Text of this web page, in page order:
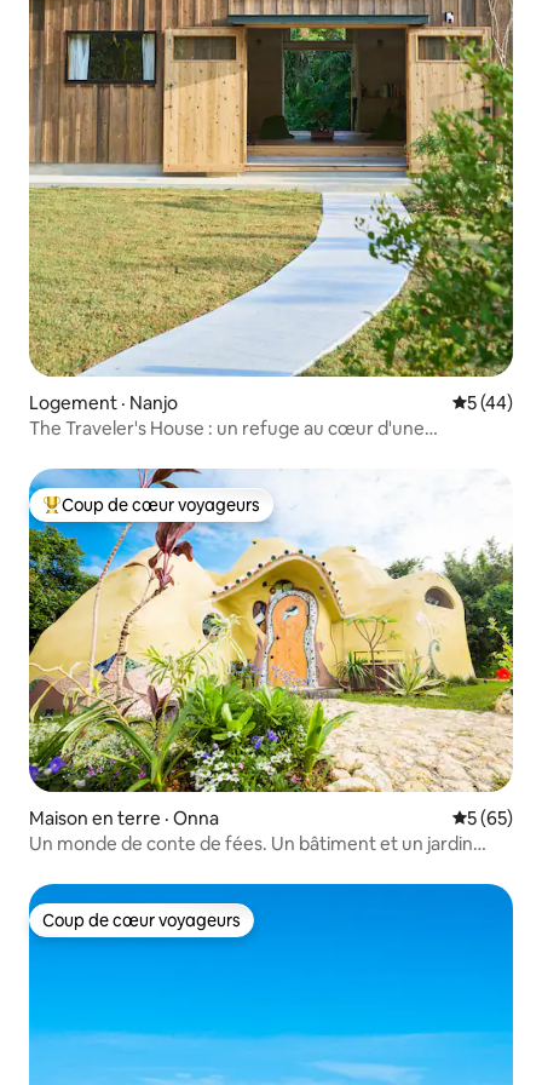
Logement · Nanjo Note
5 (44)
The Traveler's House : un refuge au cœur d'une
Coup de cœur voyageurs parmi les plus aimés
Coup de cœur voyageurs
Maison en terre · Onna Note
5 (65)
Un monde de conte de fées. Un bâtiment et un jardin
spéciale. La maison de Chion.
Coup de cœur voyageurs
Coup de cœur voyageurs